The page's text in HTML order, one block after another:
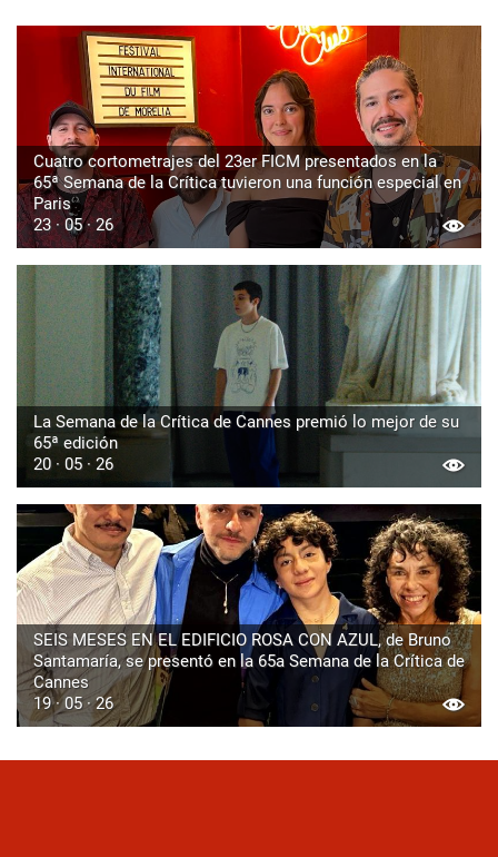
Cuatro cortometrajes del 23er FICM presentados en la
65ª Semana de la Crítica tuvieron una función especial en
Paris
23 · 05 · 26
La Semana de la Crítica de Cannes premió lo mejor de su
65ª edición
20 · 05 · 26
SEIS MESES EN EL EDIFICIO ROSA CON AZUL, de Bruno
Santamaría, se presentó en la 65a Semana de la Crítica de
Cannes
19 · 05 · 26